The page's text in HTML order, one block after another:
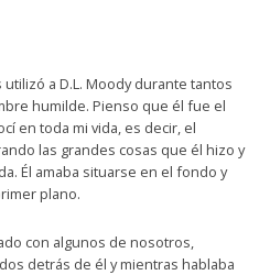
a D.L. Moody durante tantos
humilde. Pienso que él fue el
en toda mi vida, es decir, el
las grandes cosas que él hizo y
Él amaba situarse en el fondo y
plano.
con algunos de nosotros,
detrás de él y mientras hablaba